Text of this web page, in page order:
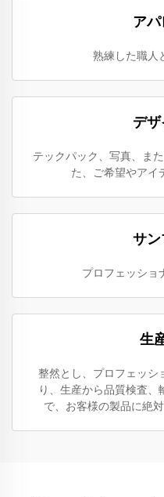
ア
熟練した職人
デ
テックパック、写真、ま
た、ご希望やアイ
サン
プロフェッショ
生
整然とし、プロフェッシ
り、生産から品質検査、
で、お客様の製品に絶